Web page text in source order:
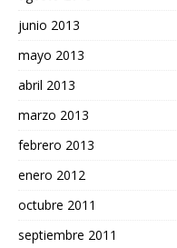
junio 2013
mayo 2013
abril 2013
marzo 2013
febrero 2013
enero 2012
octubre 2011
septiembre 2011